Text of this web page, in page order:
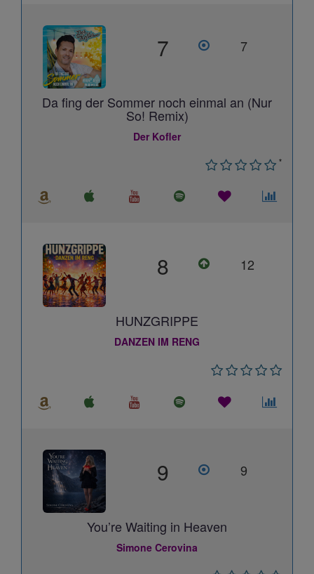
7 7
Da fing der Sommer noch einmal an (Nur
So! Remix)
Der Kofler
*
8 12
HUNZGRIPPE
DANZEN IM RENG
9 9
You’re Waiting in Heaven
Simone Cerovina